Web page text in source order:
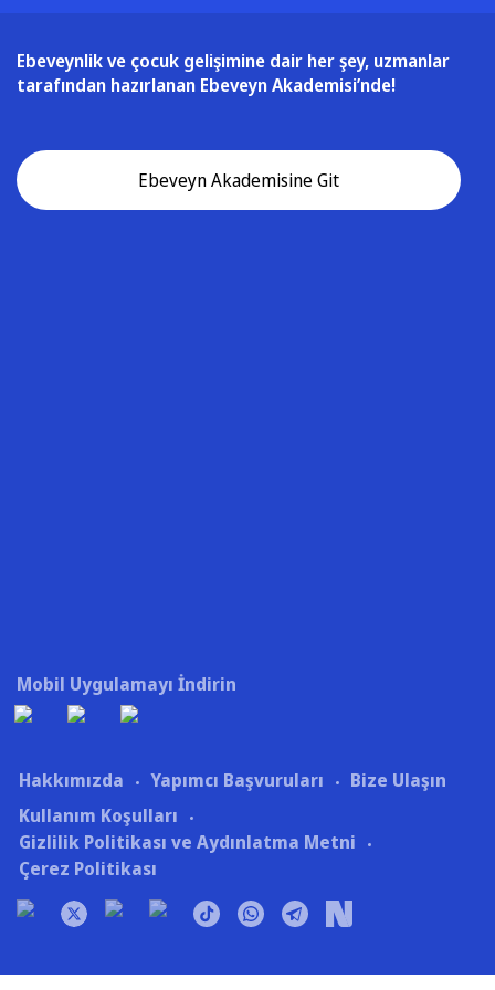
Ebeveynlik ve çocuk gelişimine dair her şey, uzmanlar
tarafından hazırlanan Ebeveyn Akademisi’nde!
Ebeveyn Akademisine Git
Mobil Uygulamayı İndirin
Hakkımızda Yapımcı Başvuruları
Bize Ulaşın
Kullanım Koşulları
Gizlilik Politikası ve Aydınlatma Metni
Çerez Politikası